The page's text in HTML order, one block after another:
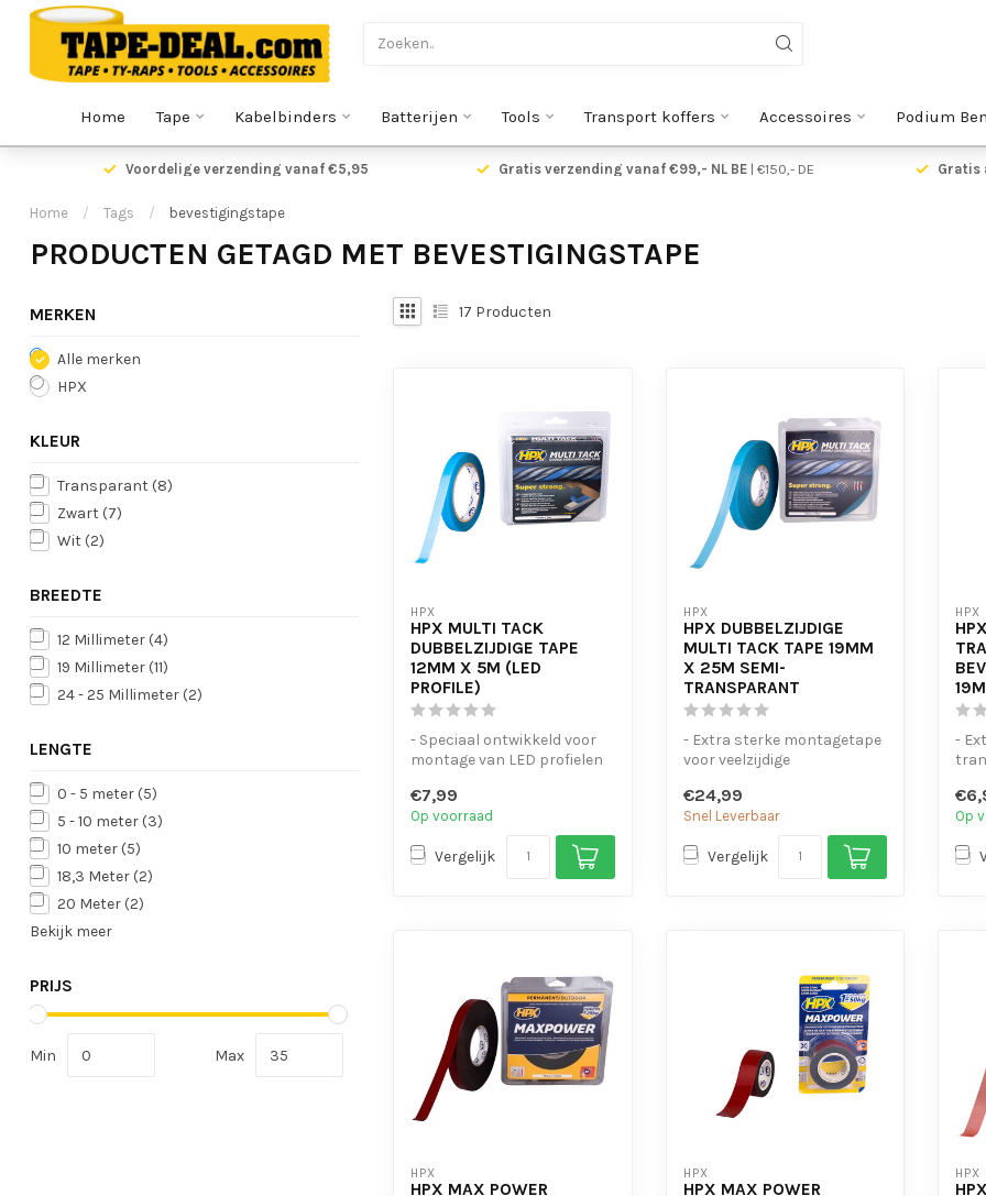
Home Tape Kabelbinders Batterijen Tools Transport koffers Accessoires Podium
Voordelige verzending vanaf €5,95 Gratis verzending vanaf €99,- NL BE| €150,- DE Gratis
Home / Tags / bevestigingstape
PRODUCTEN GETAGD MET BEVESTIGINGSTAPE
MERKEN
Alle merken
HPX
KLEUR
Transparant (8)
Zwart (7)
Wit (2)
BREEDTE
12 Millimeter (4)
19 Millimeter (11)
24 - 25 Millimeter (2)
LENGTE
0 - 5 meter (5)
5 - 10 meter (3)
10 meter (5)
18,3 Meter (2)
20 Meter (2)
Bekijk meer
PRIJS
Min Max
17 Producten
HPX
HPX MULTI TACK
DUBBELZIJDIGE TAPE
12MM X 5M (LED
PROFILE)
- Speciaal ontwikkeld voor
montage van LED profielen
€7,99
Op voorraad
Vergelijk
HPX
HPX DUBBELZIJDIGE
MULTI TACK TAPE 19MM
X 25M SEMI-
TRANSPARANT
- Extra sterke montagetape
voor veelzijdige
- Hecht op gladde, ruw...
€24,99
Snel Leverbaar
Vergelijk
HPX
-
Op
HPX
HPX MAX POWER
HPX
HPX MAX POWER
HPX